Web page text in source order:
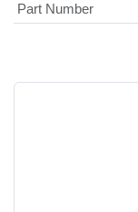
Part Number